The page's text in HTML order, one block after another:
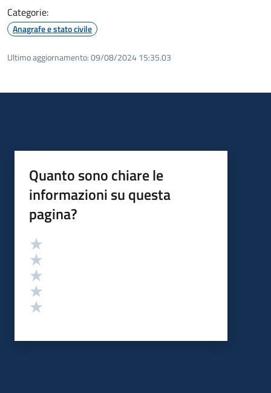
Categorie:
Anagrafe e stato civile
Ultimo aggiornamento:09/08/2024 15:35.03
Quanto sono chiare le
informazioni su questa
pagina?
Valutazione